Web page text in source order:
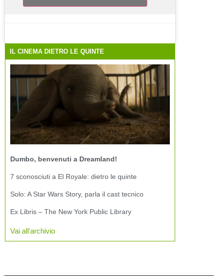
IL CINEMA DIETRO LE QUINTE
Dumbo, benvenuti a Dreamland!
7 sconosciuti a El Royale: dietro le quinte
Solo: A Star Wars Story, parla il cast tecnico
Ex Libris – The New York Public Library
Vai all'archivio